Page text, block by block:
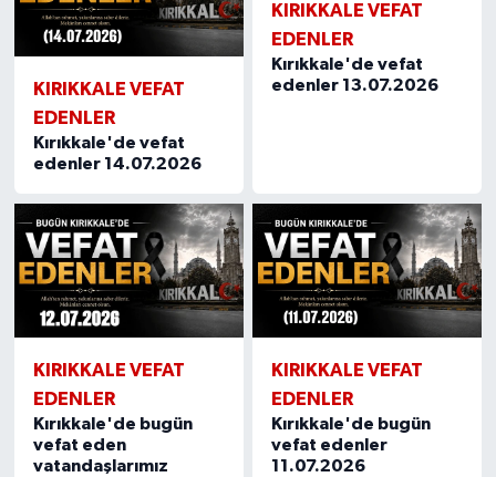
KIRIKKALE VEFAT
EDENLER
Kırıkkale'de vefat
edenler 14.07.2026
KIRIKKALE VEFAT
EDENLER
Kırıkkale'de vefat
edenler 13.07.2026
KIRIKKALE VEFAT
EDENLER
Kırıkkale'de bugün
vefat eden
vatandaşlarımız
KIRIKKALE VEFAT
EDENLER
Kırıkkale'de bugün
vefat edenler
11.07.2026